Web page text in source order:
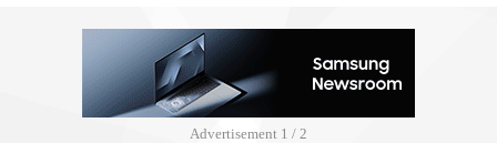
Advertisement 2 / 2